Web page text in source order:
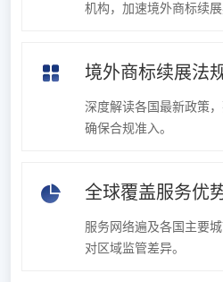
机构，加速境外商标续展
境外商标续展法
深度解读各国最新政策
确保合规准入。
全球覆盖服务优
服务网络遍及各国主要
对区域监管差异。